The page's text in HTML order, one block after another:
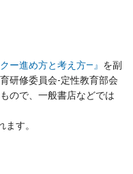
ー進め方と考え方―』 を副
研修委員会-定性教育部会
ので、一般書店などでは
す。